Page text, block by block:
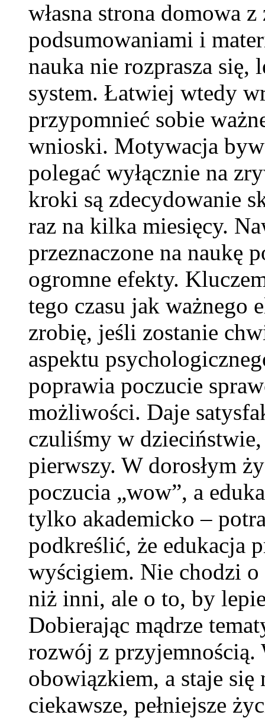
własna strona domowa
podsumowaniami i
nauka nie rozprasza się,
system. Łatwiej wtedy
przypomnieć sobie
wnioski. Motywacja
polegać wyłącznie na
kroki są zdecydowanie
raz na kilka miesięcy.
przeznaczone na naukę
ogromne efekty.
tego czasu jak ważnego
zrobię, jeśli zostanie
aspektu
poprawia poczucie
możliwości. Daje
czuliśmy w
pierwszy. W dorosłym
poczucia „wow”, a
tylko akademicko –
podkreślić, że edukacja
wyścigiem. Nie chodzi
niż inni, ale o to, by
Dobierając mądrze
rozwój z przyjemnością.
obowiązkiem, a staje się
ciekawsze, pełniejsze